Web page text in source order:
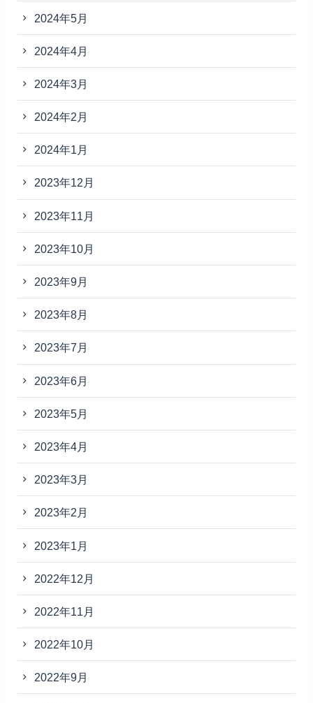
2024年5月
2024年4月
2024年3月
2024年2月
2024年1月
2023年12月
2023年11月
2023年10月
2023年9月
2023年8月
2023年7月
2023年6月
2023年5月
2023年4月
2023年3月
2023年2月
2023年1月
2022年12月
2022年11月
2022年10月
2022年9月